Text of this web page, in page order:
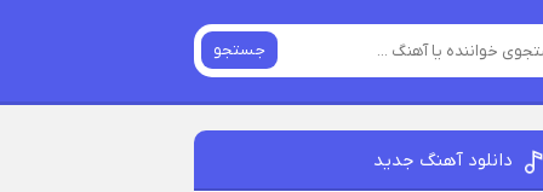
جستجو
دانلود آهنگ جدید